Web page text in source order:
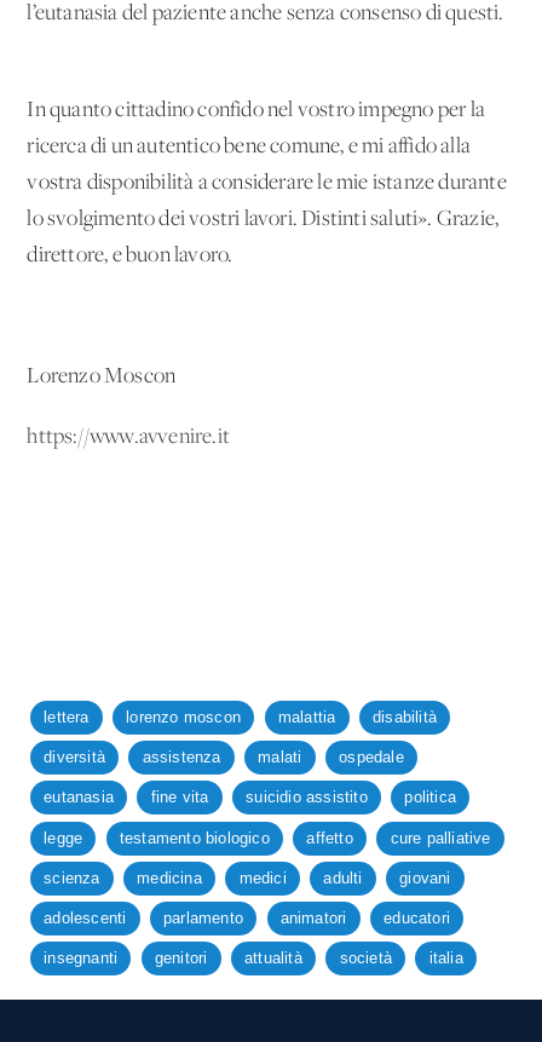
l’eutanasia del paziente anche senza consenso di questi.
In quanto cittadino confido nel vostro impegno per la
ricerca di un autentico bene comune, e mi affido alla
vostra disponibilità a considerare le mie istanze durante
lo svolgimento dei vostri lavori. Distinti saluti». Grazie,
direttore, e buon lavoro.
Lorenzo Moscon
https://www.avvenire.it
lettera lorenzo moscon malattia disabilità
diversità assistenza malati ospedale
eutanasia fine vita suicidio assistito politica
legge testamento biologico affetto cure palliative
scienza medicina medici adulti giovani
adolescenti parlamento animatori educatori
insegnanti genitori attualità società italia